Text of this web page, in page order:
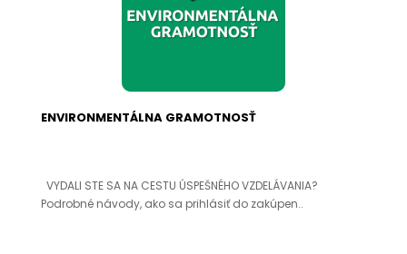
ENVIRONMENTÁLNA GRAMOTNOSŤ
VYDALI STE SA NA CESTU ÚSPEŠNÉHO VZDELÁVANIA?
Podrobné návody, ako sa prihlásiť do zakúpen..